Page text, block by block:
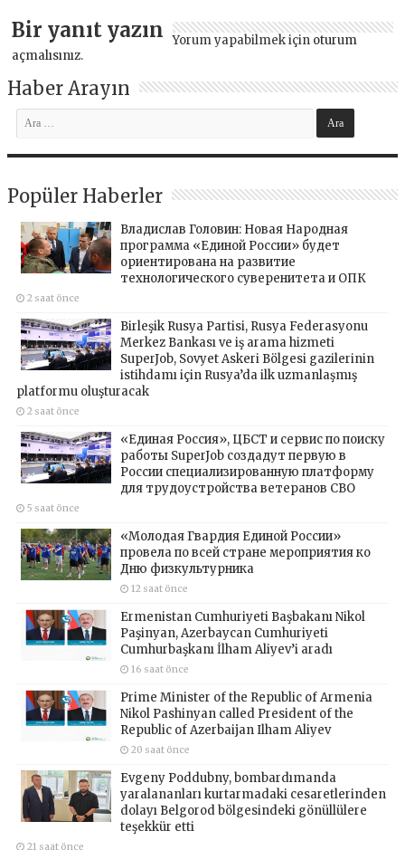
Bir yanıt yazın Yorum yapabilmek için oturum
açmalısınız.
Haber Arayın
Popüler Haberler
Владислав Головин: Новая Народная
программа «Единой России» будет
ориентирована на развитие
технологического суверенитета и ОПК
2 saat önce
Birleşik Rusya Partisi, Rusya Federasyonu
Merkez Bankası ve iş arama hizmeti
SuperJob, Sovyet Askeri Bölgesi gazilerinin
istihdamı için Rusya’da ilk uzmanlaşmış
platformu oluşturacak
2 saat önce
«Единая Россия», ЦБСТ и сервис по поиску
работы SuperJob создадут первую в
России специализированную платформу
для трудоустройства ветеранов СВО
5 saat önce
«Молодая Гвардия Единой России»
провела по всей стране мероприятия ко
Дню физкультурника
12 saat önce
Ermenistan Cumhuriyeti Başbakanı Nikol
Paşinyan, Azerbaycan Cumhuriyeti
Cumhurbaşkanı İlham Aliyev’i aradı
16 saat önce
Prime Minister of the Republic of Armenia
Nikol Pashinyan called President of the
Republic of Azerbaijan Ilham Aliyev
20 saat önce
Evgeny Poddubny, bombardımanda
yaralananları kurtarmadaki cesaretlerinden
dolayı Belgorod bölgesindeki gönüllülere
teşekkür etti
21 saat önce